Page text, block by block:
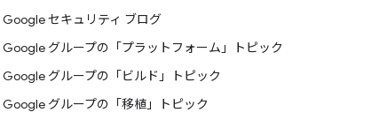
Google セキュリティ ブログ
Google グループの「プラットフォーム」トピック
Google グループの「ビルド」トピック
Google グループの「移植」トピック